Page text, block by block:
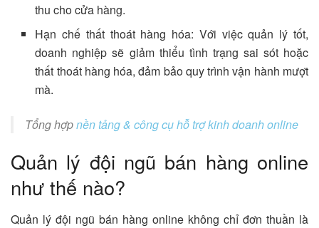
thu cho cửa hàng.
Hạn chế thất thoát hàng hóa: Với việc quản lý tốt,
doanh nghiệp sẽ giảm thiểu tình trạng sai sót hoặc
thất thoát hàng hóa, đảm bảo quy trình vận hành mượt
mà.
Tổng hợpnền tảng & công cụ hỗ trợ kinh doanh online
Quản lý đội ngũ bán hàng online
như thế nào?
Quản lý đội ngũ bán hàng online không chỉ đơn thuần là